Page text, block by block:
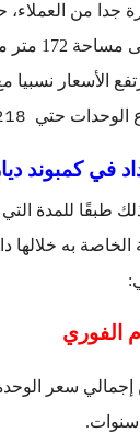
من العملاء،
الأسعار نسبيا
الوحدات حتي
كمبوند ديار 6
وذلك طبقًا للمدة
الفوري